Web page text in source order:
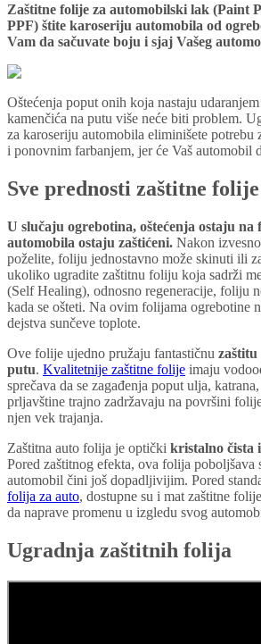
Zaštitne folije za automobilski lak (Paint
PPF) štite karoseriju automobila od
Vam da sačuvate boju i sjaj Vašeg
Oštećenja poput onih koja nastaju
kamenčića na putu više neće biti problem.
za karoseriju automobila eliminišete potrebu
i ponovnim farbanjem, jer će Vaš automobil
Sve prednosti zaštitne folije
U slučaju ogrebotina, oštećenja ostaju
automobila ostaju zaštićeni. Nakon
poželite, foliju jednostavno može skinuti ili
ukoliko ugradite zaštitnu foliju koja sadrži
(Self Healing), odnosno regeneracije, foliju
kada se ošteti. Na ovim folijama ogrebotine
dejstva sunčeve toplote.
Ove folije ujedno pružaju fantastičnu
putu. Kvalitetnije zaštitne folije imaju
sprečava da se zagađenja poput ulja,
prljavštine trajno zadržavaju na površini
njen vek trajanja.
Zaštitna auto folija je optički kristalno čista
Pored zaštitnog efekta, ova folija poboljšava
automobil čini još dopadljivijim. Pored
folija za auto, dostupne su i mat zaštitne
da naprave promenu u izgledu svog
Ugradnja zaštitnih folija